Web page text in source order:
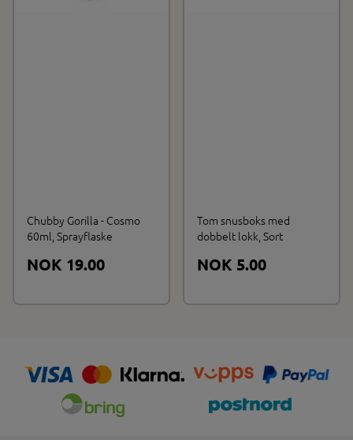
Chubby Gorilla - Cosmo
60ml, Sprayflaske
NOK 19.00
Tom snusboks med
dobbelt lokk, Sort
NOK 5.00